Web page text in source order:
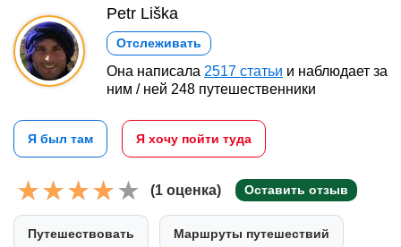
Petr Liška
Отслеживать
Она написала 2517 статьи и наблюдает за
ним / ней 248 путешественники
Я был там Я хочу пойти туда
(1 оценка) Оставить отзыв
Путешествовать Маршруты путешествий